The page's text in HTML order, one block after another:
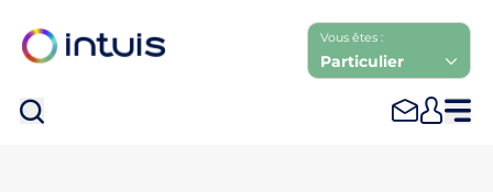
Vous êtes :
Particulier